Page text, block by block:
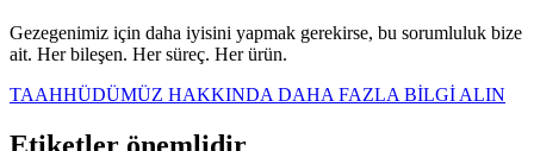
Gezegenimiz için daha iyisini yapmak gerekirse, bu sorumluluk bize
ait. Her bileşen. Her süreç. Her ürün.
TAAHHÜDÜMÜZ HAKKINDA DAHA FAZLA BİLGİ ALIN